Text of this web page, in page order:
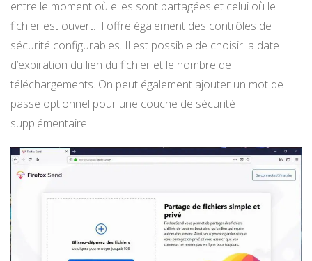
entre le moment où elles sont partagées et celui où le
fichier est ouvert. Il offre également des contrôles de
sécurité configurables. Il est possible de choisir la date
d’expiration du lien du fichier et le nombre de
téléchargements. On peut également ajouter un mot de
passe optionnel pour une couche de sécurité
supplémentaire.